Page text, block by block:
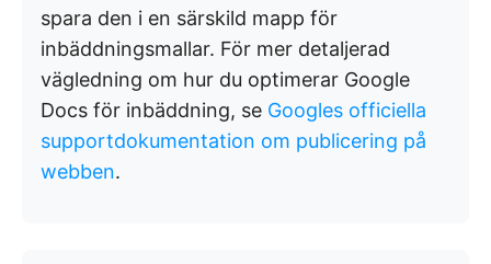
spara den i en särskild mapp för
inbäddningsmallar. För mer detaljerad
vägledning om hur du optimerar Google
Docs för inbäddning, se Googles officiella
supportdokumentation om publicering på
webben.